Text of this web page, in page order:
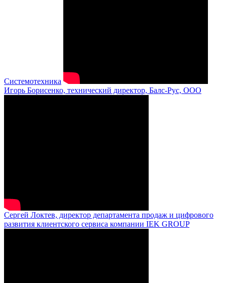
Системотехника
Игорь Борисенко, технический директор, Балс-Рус, ООО
Сергей Локтев, директор департамента продаж и цифрового
развития клиентского сервиса компании IEK GROUP